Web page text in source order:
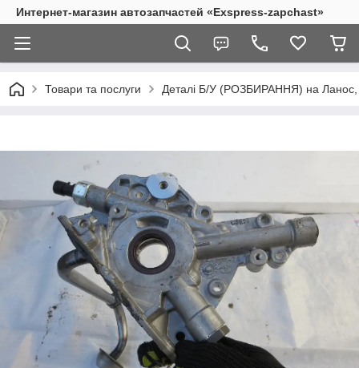
Интернет-магазин автозапчастей «Exspress-zapchast»
Товари та послуги Деталі Б/У (РОЗБИРАННЯ) на Ланос,